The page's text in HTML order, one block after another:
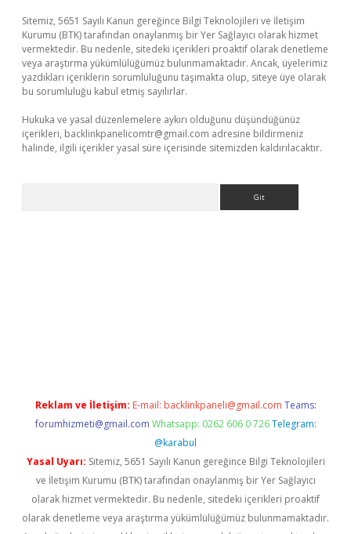
Sitemiz, 5651 Sayılı Kanun gereğince Bilgi Teknolojileri ve İletişim
Kurumu (BTK) tarafından onaylanmış bir Yer Sağlayıcı olarak hizmet
vermektedir. Bu nedenle, sitedeki içerikleri proaktif olarak denetleme
veya araştırma yükümlülüğümüz bulunmamaktadır. Ancak, üyelerimiz
yazdıkları içeriklerin sorumluluğunu taşımakta olup, siteye üye olarak
bu sorumluluğu kabul etmiş sayılırlar.
Hukuka ve yasal düzenlemelere aykırı olduğunu düşündüğünüz
içerikleri, backlinkpanelicomtr@gmail.com adresine bildirmeniz
halinde, ilgili içerikler yasal süre içerisinde sitemizden kaldırılacaktır.
Reklam ve İletişim: E-mail: backlinkpaneli@gmail.com Teams:
forumhizmeti@gmail.com Whatsapp: 0262 606 0 726 Telegram:
@karabul
Yasal Uyarı: Sitemiz, 5651 Sayılı Kanun gereğince Bilgi Teknolojileri
ve İletişim Kurumu (BTK) tarafından onaylanmış bir Yer Sağlayıcı
olarak hizmet vermektedir. Bu nedenle, sitedeki içerikleri proaktif
olarak denetleme veya araştırma yükümlülüğümüz bulunmamaktadır.